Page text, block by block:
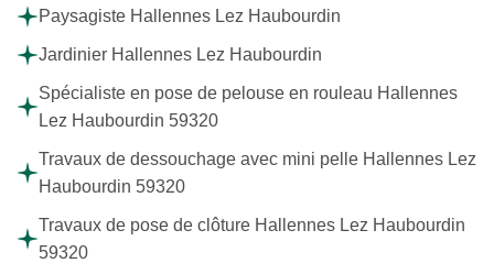
Paysagiste Hallennes Lez Haubourdin
Jardinier Hallennes Lez Haubourdin
Spécialiste en pose de pelouse en rouleau Hallennes
Lez Haubourdin 59320
Travaux de dessouchage avec mini pelle Hallennes Lez
Haubourdin 59320
Travaux de pose de clôture Hallennes Lez Haubourdin
59320